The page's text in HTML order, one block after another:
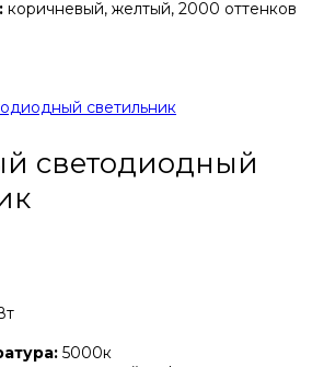
коричневый, желтый, 2000 оттенков
светодиодный
5000к